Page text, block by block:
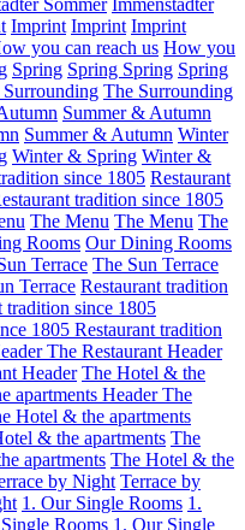
Sommer Immenstädter
Imprint Imprint Imprint
you can reach us How you
Spring Spring Spring Spring
The Surrounding
Summer & Autumn
Summer & Autumn Winter
Winter & Spring Winter &
since 1805 Restaurant
tradition since 1805
The Menu The Menu The
Rooms Our Dining Rooms
Terrace The Sun Terrace
Terrace Restaurant tradition
tradition since 1805
1805 Restaurant tradition
The Restaurant Header
Header The Hotel & the
apartments HeaderThe
Hotel & the apartments
& the apartments The
apartments The Hotel & the
by Night Terrace by
1. Our Single Rooms 1.
Rooms 1. Our Single